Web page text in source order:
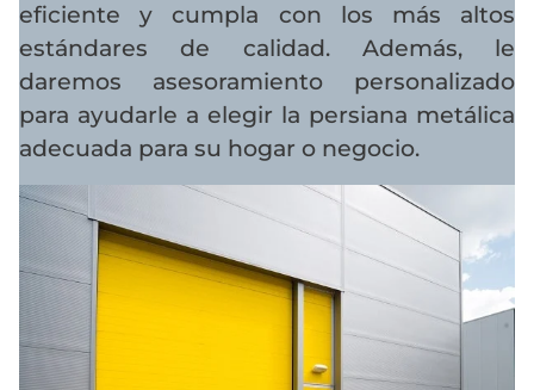
eficiente y cumpla con los más altos
estándares de calidad. Además, le
daremos asesoramiento personalizado
para ayudarle a elegir la persiana metálica
adecuada para su hogar o negocio.